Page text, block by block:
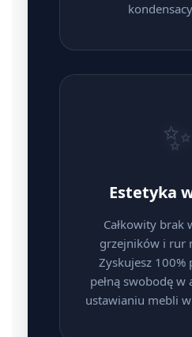
✨
Estetyka
Całkowity brak
grzejników i rur
Zyskujesz 100%
pełną swobodę w
ustawianiu mebli